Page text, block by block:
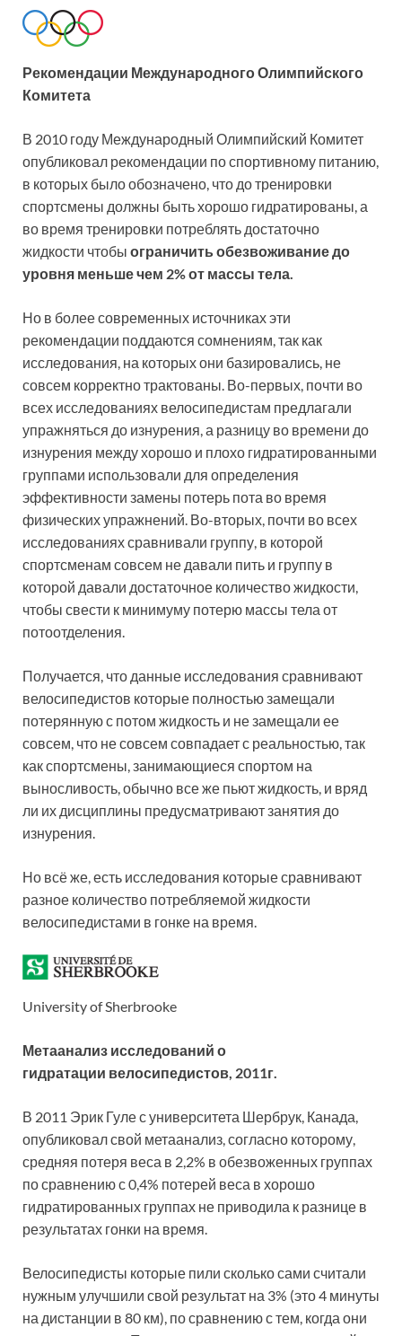
Рекомендации Международного Олимпийского
Комитета
В 2010 году Международный Олимпийский Комитет
опубликовал рекомендации по спортивному питанию,
в которых было обозначено, что до тренировки
спортсмены должны быть хорошо гидратированы, а
во время тренировки потреблять достаточно
жидкости чтобы ограничить обезвоживание до
уровня меньше чем 2% от массы тела.
Но в более современных источниках эти
рекомендации поддаются сомнениям, так как
исследования, на которых они базировались, не
совсем корректно трактованы. Во-первых, почти во
всех исследованиях велосипедистам предлагали
упражняться до изнурения, а разницу во времени до
изнурения между хорошо и плохо гидратированными
группами использовали для определения
эффективности замены потерь пота во время
физических упражнений. Во-вторых, почти во всех
исследованиях сравнивали группу, в которой
спортсменам совсем не давали пить и группу в
которой давали достаточное количество жидкости,
чтобы свести к минимуму потерю массы тела от
потоотделения.
Получается, что данные исследования сравнивают
велосипедистов которые полностью замещали
потерянную с потом жидкость и не замещали ее
совсем, что не совсем совпадает с реальностью, так
как спортсмены, занимающиеся спортом на
выносливость, обычно все же пьют жидкость, и вряд
ли их дисциплины предусматривают занятия до
изнурения.
Но всё же, есть исследования которые сравнивают
разное количество потребляемой жидкости
велосипедистами в гонке на время.
University of Sherbrooke
Метаанализ исследований о
гидратации велосипедистов, 2011г.
В 2011 Эрик Гуле с университета Шербрук, Канада,
опубликовал свой метаанализ, согласно которому,
средняя потеря веса в 2,2% в обезвоженных группах
по сравнению с 0,4% потерей веса в хорошо
гидратированных группах не приводила к разнице в
результатах гонки на время.
Велосипедисты которые пили сколько сами считали
нужным улучшили свой результат на 3% (это 4 минуты
на дистанции в 80 км), по сравнению с тем, когда они